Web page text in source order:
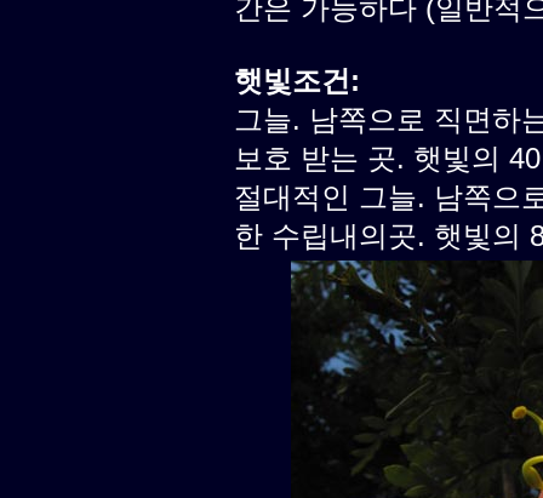
간은 가능하다 (일반적
햇빛조건:
그늘. 남쪽으로 직면하
보호 받는 곳. 햇빛의
절대적인 그늘. 남쪽으
한 수립내의곳. 햇빛의